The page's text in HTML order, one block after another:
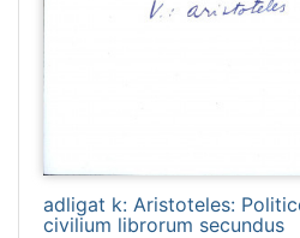
adligat k: Aristoteles:
civilium librorum secundus